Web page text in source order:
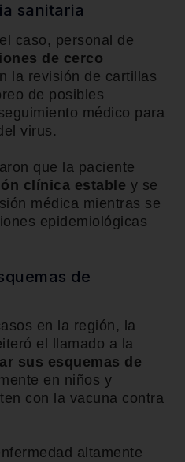
sanitaria
caso, personal de
de cerco
la revisión de cartillas
de posibles
médico para
virus.
que la paciente
clínica estable y se
médica mientras se
epidemiológicas
de
en la región, la
el llamado a la
sus esquemas de
en niños y
con la vacuna contra
altamente